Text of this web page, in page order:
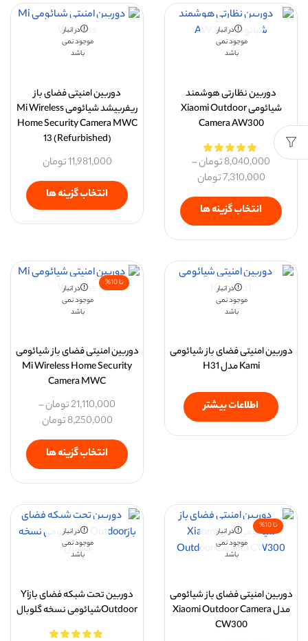
در انبار
موجود نمی
باشد
دوربين نظارتی هوشمند
شیائومی Xiaomi Outdoor
Camera AW300
8,040,000تومان–
7,310,000تومان
انتخاب گزینه ها
در انبار
موجود نمی
باشد
دوربین امنیتی فضای باز
ریفربیشد شیائومی Mi Wireless
Home Security Camera MWC
13 (Refurbished)
11,981,000تومان
انتخاب گزینه ها
در انبار
موجود نمی
باشد
دوربین امنیتی فضای باز شیائومی
Kami مدل H31
اطلاعات بیشتر
تا 10%
در انبار
موجود نمی
باشد
دوربین امنیتی فضای باز شیائومی
Mi Wireless Home Security
Camera MWC
21,110,000تومان–
8,250,000تومان
انتخاب گزینه ها
تا 10%
در انبار
موجود نمی
باشد
دوربین امنیتی فضای باز شیائومی
مدل Xiaomi Outdoor Camera
CW300
در انبار
موجود نمی
باشد
دوربین تحت شبکه فضای بازYi
Outdoorشیائومی نسخه گلوبال